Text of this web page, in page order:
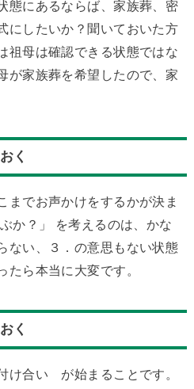
態にあるならば、家族葬、密
したいか？聞いておいた方
祖母は確認できる状態ではな
が家族葬を希望したので、家
く
までお声かけをするかが決ま
か？」 を考えるのは、かな
ない、３．の意思もない状態
たら本当に大変です。
く
け合い が始まることです。